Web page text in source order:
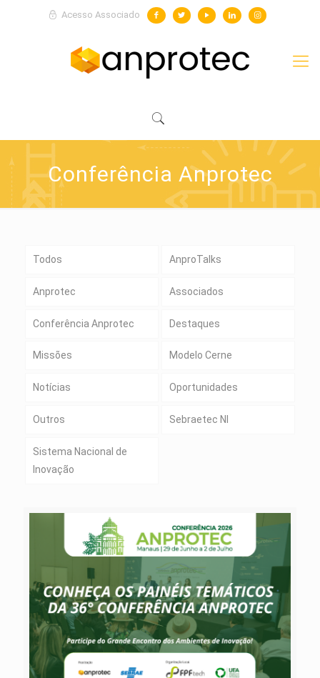
Acesso Associado
Conferência Anprotec
Todos AnproTalks
Anprotec Associados
Conferência Anprotec Destaques
Missões Modelo Cerne
Notícias Oportunidades
Outros Sebraetec NI
Sistema Nacional de
Inovação